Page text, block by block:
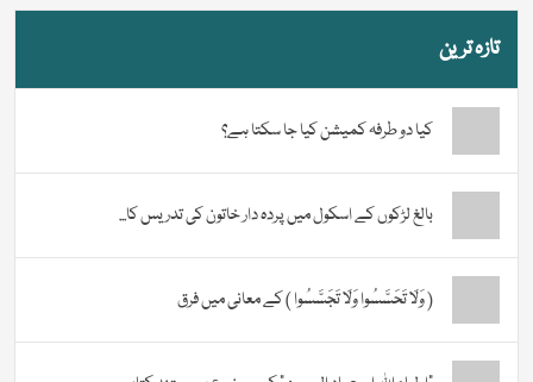
تازہ ترین
کیا دو طرفہ کمیشن کیا جا سکتا ہے؟
بالغ لڑکوں کے اسکول میں پردہ دار خاتون کی تدریس کا...
( وَلَا تَحَسَّسُوا وَلَا تَجَسَّسُوا ) کے معانی میں فرق